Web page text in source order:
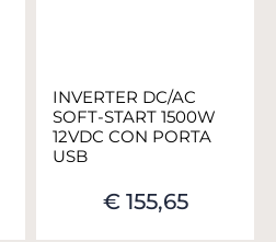
INVERTER DC/AC
SOFT-START 1500W
12VDC CON PORTA
USB
€ 155,65